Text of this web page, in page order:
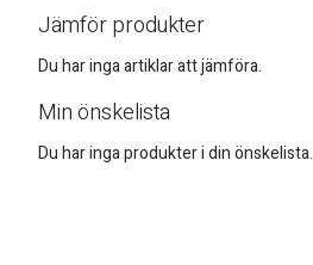
Jämför produkter
Du har inga artiklar att jämföra.
Min önskelista
Du har inga produkter i din önskelista.